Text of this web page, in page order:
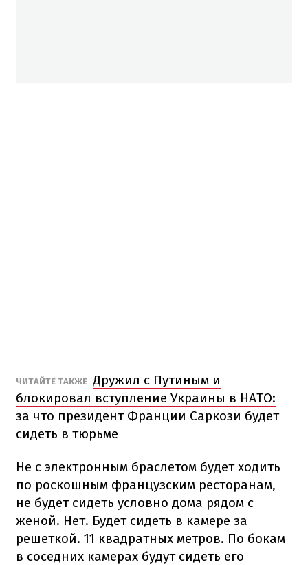
ЧИТАЙТЕ ТАКЖЕ Дружил с Путиным и
блокировал вступление Украины в НАТО:
за что президент Франции Саркози будет
сидеть в тюрьме
Не с электронным браслетом будет ходить
по роскошным французским ресторанам,
не будет сидеть условно дома рядом с
женой. Нет. Будет сидеть в камере за
решеткой. 11 квадратных метров. По бокам
в соседних камерах будут сидеть его